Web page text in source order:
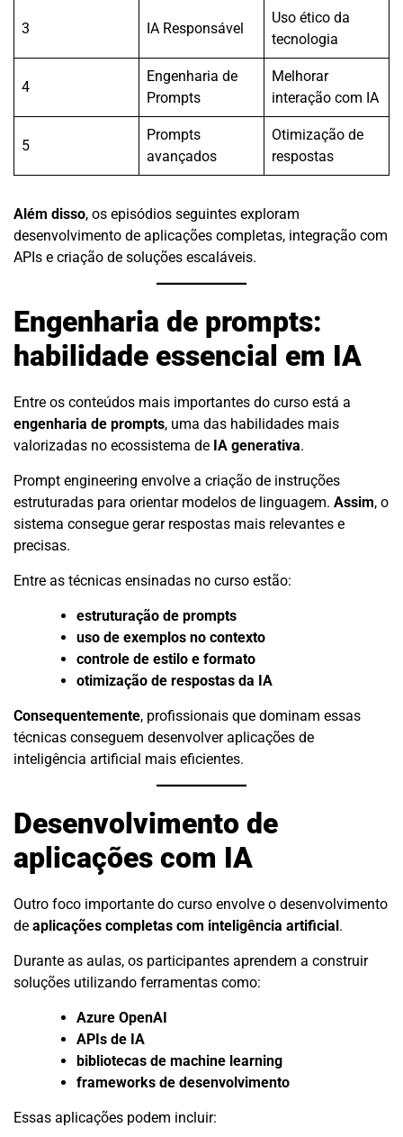
3 IA Responsável
Uso ético da
tecnologia
4
Engenharia de
Prompts
Melhorar
interação com IA
5
Prompts
avançados
Otimização de
respostas
Além disso, os episódios seguintes exploram
desenvolvimento de aplicações completas, integração com
APIs e criação de soluções escaláveis.
Engenharia de prompts:
habilidade essencial em IA
Entre os conteúdos mais importantes do curso está a
engenharia de prompts, uma das habilidades mais
valorizadas no ecossistema de IA generativa.
Prompt engineering envolve a criação de instruções
estruturadas para orientar modelos de linguagem. Assim, o
sistema consegue gerar respostas mais relevantes e
precisas.
Entre as técnicas ensinadas no curso estão:
estruturação de prompts
uso de exemplos no contexto
controle de estilo e formato
otimização de respostas da IA
Consequentemente, profissionais que dominam essas
técnicas conseguem desenvolver aplicações de
inteligência artificial mais eficientes.
Desenvolvimento de
aplicações com IA
Outro foco importante do curso envolve o desenvolvimento
de aplicações completas com inteligência artificial.
Durante as aulas, os participantes aprendem a construir
soluções utilizando ferramentas como:
Azure OpenAI
APIs de IA
bibliotecas de machine learning
frameworks de desenvolvimento
Essas aplicações podem incluir: